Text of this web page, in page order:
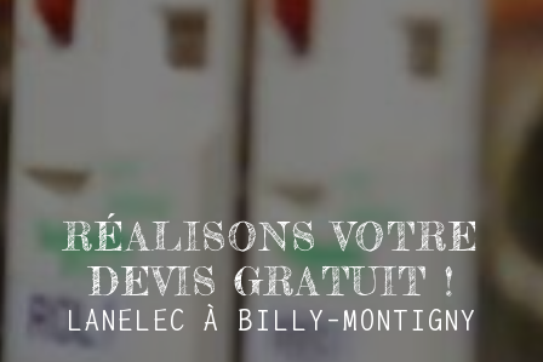
RÉALISONS VOTRE
DEVIS GRATUIT !
LANELEC À BILLY-MONTIGNY